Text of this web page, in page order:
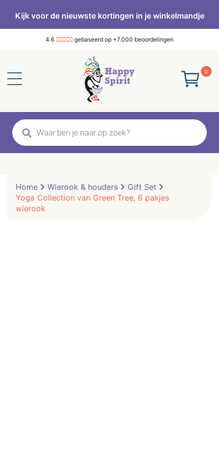
Kijk voor de nieuwste kortingen in je winkelmandje
4.6 gebaseerd op +7.000 beoordelingen
0
Producten
zoeken
Home Wierook & houders
Gift Set
Yoga Collection van Green Tree, 6 pakjes
wierook